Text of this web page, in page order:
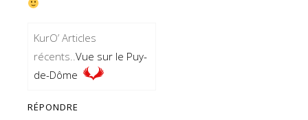
KurO’ Articles
récents..Vue sur le Puy-
de-Dôme
RÉPONDRE